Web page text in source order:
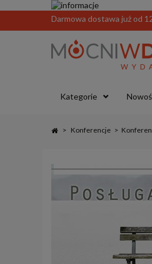
Darmowa dostawa już od
Kategorie
> Konferencje >